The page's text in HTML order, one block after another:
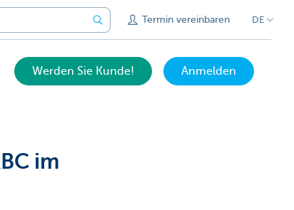
Termin vereinbaren DE
Werden Sie Kunde! Anmelden
im